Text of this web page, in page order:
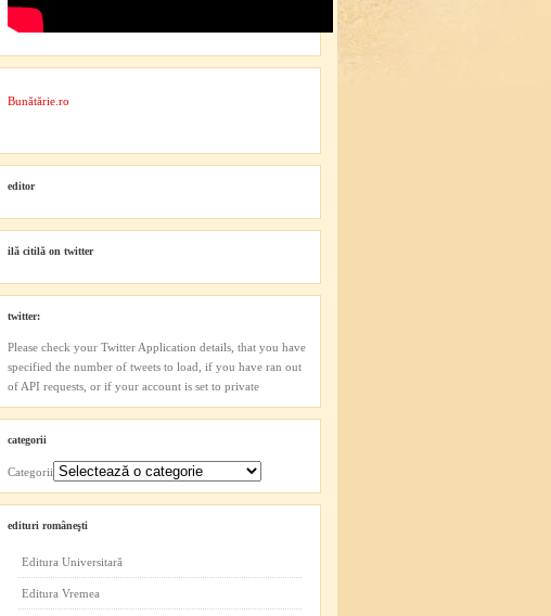
Bunătărie.ro
editor
ilă citilă on twitter
twitter:
Please check your Twitter Application details, that you have
specified the number of tweets to load, if you have ran out
of API requests, or if your account is set to private
categorii
Categorii
edituri româneşti
Editura Universitară
Editura Vremea